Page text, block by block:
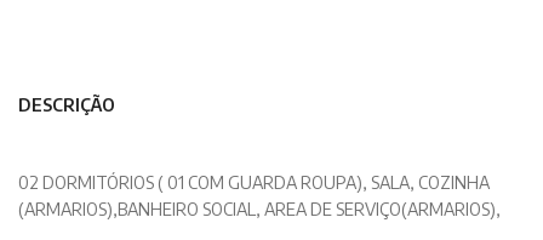
DESCRIÇÃO
02 DORMITÓRIOS ( 01 COM GUARDA ROUPA), SALA, COZINHA
(ARMARIOS),BANHEIRO SOCIAL, AREA DE SERVIÇO(ARMARIOS),